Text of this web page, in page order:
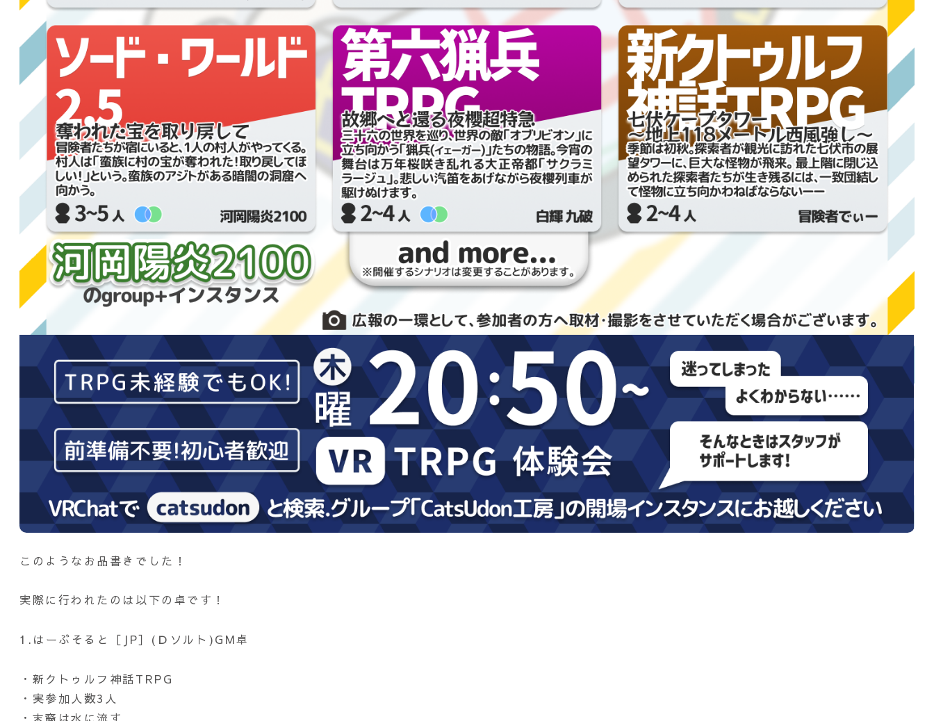
このようなお品書きでした！
実際に行われたのは以下の卓です！
1.はーぶそると［JP］(Ｄソルト)GM卓
・新クトゥルフ神話TRPG
・実参加人数3人
・末裔は水に流す